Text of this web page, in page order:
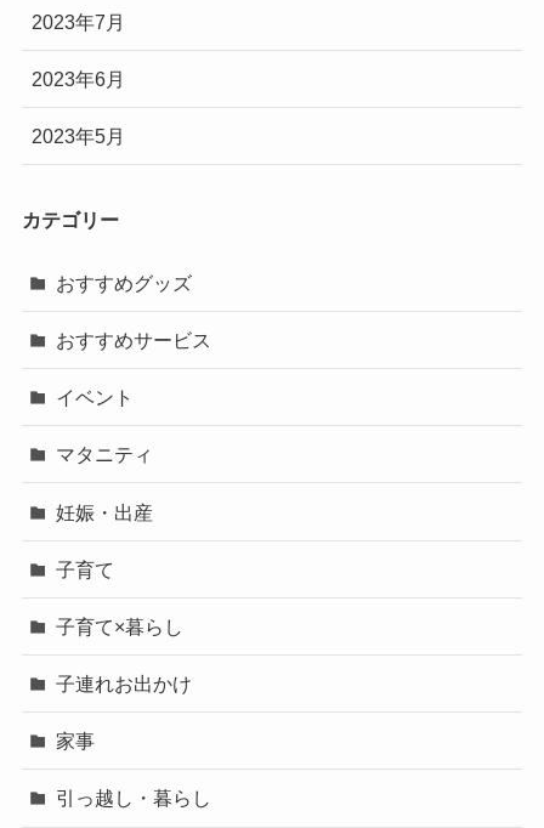
2023年7月
2023年6月
2023年5月
カテゴリー
おすすめグッズ
おすすめサービス
イベント
マタニティ
妊娠・出産
子育て
子育て×暮らし
子連れお出かけ
家事
引っ越し・暮らし